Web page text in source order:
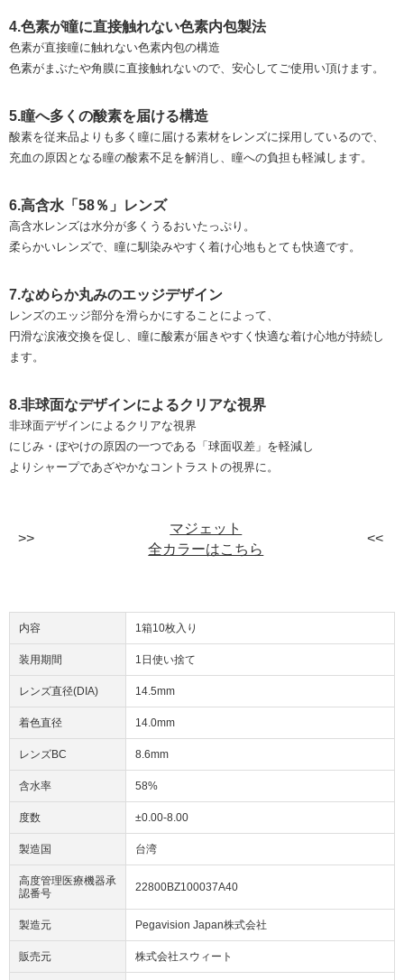
4.色素が瞳に直接触れない色素内包製法
色素が直接瞳に触れない色素内包の構造
色素がまぶたや角膜に直接触れないので、安心してご使用い頂けます。
5.瞳へ多くの酸素を届ける構造
酸素を従来品よりも多く瞳に届ける素材をレンズに採用しているので、
充血の原因となる瞳の酸素不足を解消し、瞳への負担も軽減します。
6.高含水「58％」レンズ
高含水レンズは水分が多くうるおいたっぷり。
柔らかいレンズで、瞳に馴染みやすく着け心地もとても快適です。
7.なめらか丸みのエッジデザイン
レンズのエッジ部分を滑らかにすることによって、
円滑な涙液交換を促し、瞳に酸素が届きやすく快適な着け心地が持続し
ます。
8.非球面なデザインによるクリアな視界
非球面デザインによるクリアな視界
にじみ・ぼやけの原因の一つである「球面収差」を軽減し
よりシャープであざやかなコントラストの視界に。
マジェット
全カラーはこちら
内容 1箱10枚入り
装用期間 1日使い捨て
レンズ直径(DIA) 14.5mm
着色直径 14.0mm
レンズBC 8.6mm
含水率 58%
度数 ±0.00-8.00
製造国 台湾
高度管理医療機器承
認番号
22800BZ100037A40
製造元 Pegavision Japan株式会社
販売元 株式会社スウィート